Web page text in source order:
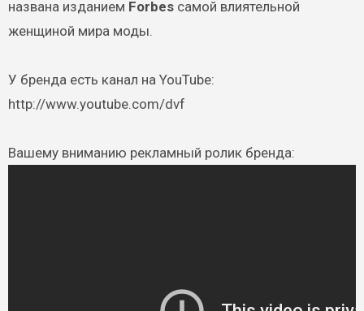
названа изданием Forbesсамой влиятельной
женщиной мира моды.
У бренда есть канал на YouTube:
http://www.youtube.com/dvf
Вашему вниманию рекламный ролик бренда: